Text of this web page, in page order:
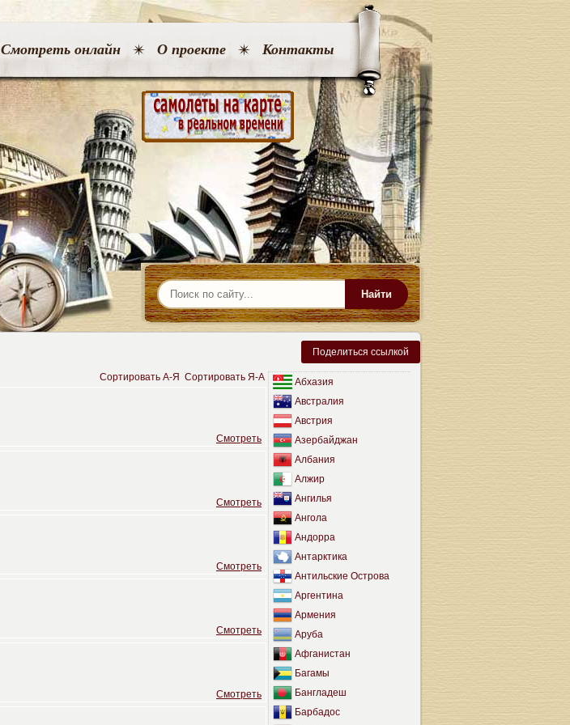
Смотреть онлайн О проекте Контакты
Найти
Поделиться ссылкой
Абхазия
Австралия
Австрия
Азербайджан
Албания
Алжир
Ангилья
Ангола
Андорра
Антарктика
Антильские Острова
Аргентина
Армения
Аруба
Афганистан
Багамы
Бангладеш
Барбадос
Сортировать A-Я Сортировать Я-А
Cмотреть
Cмотреть
Cмотреть
Cмотреть
Cмотреть